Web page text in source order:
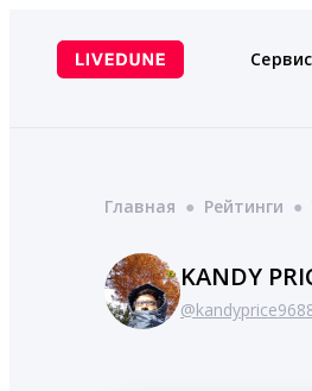
содержимому
Главная ● Рейтинги ●
KANDY